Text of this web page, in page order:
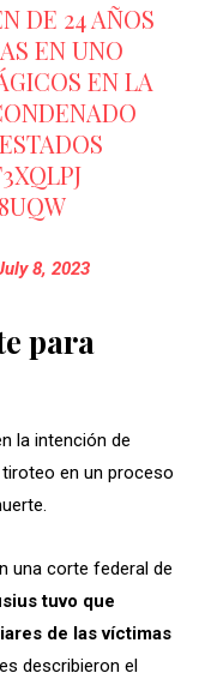
DE 24 AÑOS
EN UNO
EN LA
8, 2023
para
la intención de
en un proceso
una corte federal de
tuvo que
de las víctimas
describieron el